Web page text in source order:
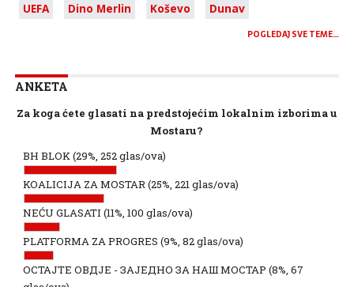
UEFA
Dino Merlin Koševo Dunav
POGLEDAJ SVE TEME…
ANKETA
Za koga ćete glasati na predstojećim lokalnim izborima u
Mostaru?
BH BLOK(29%, 252 glas/ova)
KOALICIJA ZA MOSTAR(25%, 221 glas/ova)
NEĆU GLASATI (11%, 100 glas/ova)
PLATFORMA ZA PROGRES (9%, 82 glas/ova)
ОСТАЈТЕ ОВДЈЕ - ЗАЈЕДНО ЗА НАШ МОСТАР (8%, 67